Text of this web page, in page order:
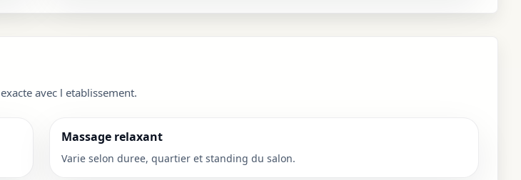
avec l etablissement.
Massage relaxant
Varie selon duree, quartier et standing du salon.